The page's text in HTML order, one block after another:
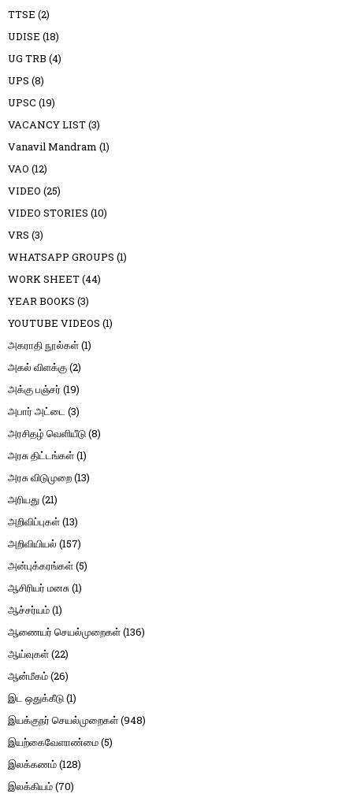
TTSE (2)
UDISE (18)
UG TRB (4)
UPS (8)
UPSC (19)
VACANCY LIST(3)
Vanavil Mandram (1)
VAO (12)
VIDEO (25)
VIDEO STORIES (10)
VRS (3)
WHATSAPP GROUPS (1)
WORK SHEET(44)
YEAR BOOKS (3)
YOUTUBE VIDEOS (1)
அகராதி நூல்கள்(1)
அகல் விளக்கு(2)
அக்கு பஞ்சர் (19)
அபார் அட்டை (3)
அரசிதழ் வெளியீடு(8)
அரசு திட்டங்கள்(1)
அரசு விடுமுறை(13)
அரியது(21)
அறிவிப்புகள்(13)
அறிவியியல் (157)
அன்புக்கரங்கள்(5)
ஆசிரியர் மனசு(1)
ஆச்சர்யம்(1)
ஆணையர் செயல்முறைகள்(136)
ஆய்வுகள்(22)
ஆன்மீகம்(26)
இட ஒதுக்கீடு(1)
இயக்குநர் செயல்முறைகள்(948)
இயற்கைவேளாண்மை(5)
இலக்கணம்(128)
இலக்கியம்(70)